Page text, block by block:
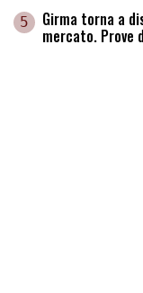
5 Girma torna a
mercato. Prove